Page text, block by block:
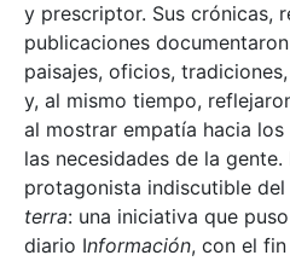
y prescriptor. Sus crónicas,
publicaciones
paisajes, oficios,
y, al mismo tiempo,
al mostrar empatía hacia
las necesidades de la
protagonista indiscutible
terra: una iniciativa que
diario Información, con el